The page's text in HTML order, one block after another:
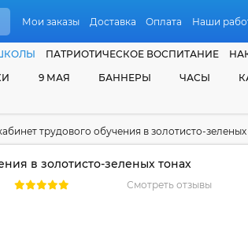
Мои заказы Доставка Оплата Наши
ПАТРИОТИЧЕСКОЕ ВОСПИТАНИЕ
9 МАЯ БАННЕРЫ ЧАСЫ
трудового обучения в золотисто-зеленых
в золотисто-зеленых тонах
Смотреть отзывы